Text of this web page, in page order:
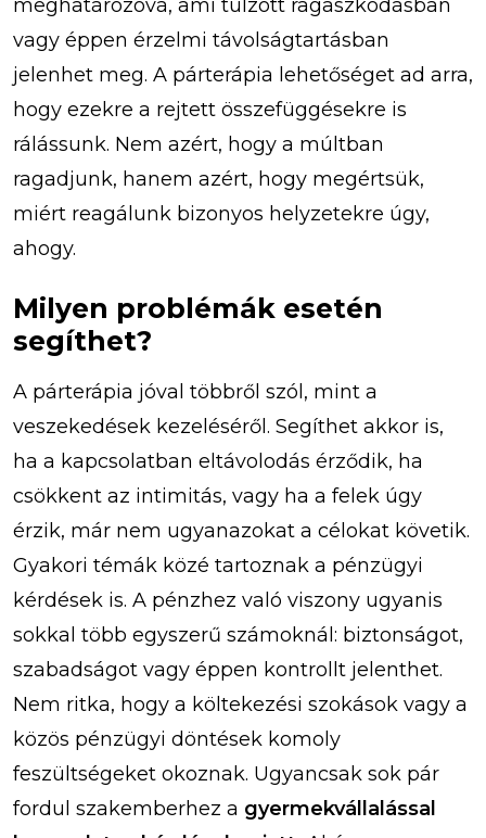
meghatározóvá, ami túlzott ragaszkodásban
vagy éppen érzelmi távolságtartásban
jelenhet meg. A párterápia lehetőséget ad arra,
hogy ezekre a rejtett összefüggésekre is
rálássunk. Nem azért, hogy a múltban
ragadjunk, hanem azért, hogy megértsük,
miért reagálunk bizonyos helyzetekre úgy,
ahogy.
Milyen problémák esetén
segíthet?
A párterápia jóval többről szól, mint a
veszekedések kezeléséről. Segíthet akkor is,
ha a kapcsolatban eltávolodás érződik, ha
csökkent az intimitás, vagy ha a felek úgy
érzik, már nem ugyanazokat a célokat követik.
Gyakori témák közé tartoznak a pénzügyi
kérdések is. A pénzhez való viszony ugyanis
sokkal több egyszerű számoknál: biztonságot,
szabadságot vagy éppen kontrollt jelenthet.
Nem ritka, hogy a költekezési szokások vagy a
közös pénzügyi döntések komoly
feszültségeket okoznak. Ugyancsak sok pár
fordul szakemberhez a gyermekvállalással